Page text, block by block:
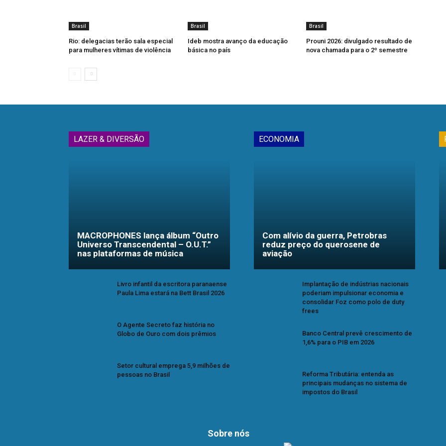
Brasil
Rio: delegacias terão sala especial
para mulheres vítimas de violência
Brasil
Ideb mostra avanço da educação
básica no país
Brasil
Prouni 2026: divulgado resultado de
nova chamada para o 2º semestre
LAZER & DIVERSÃO
MACROPHONES lança álbum “Outro
Universo Transcendental – O.U.T.”
nas plataformas de música
Livro infantil da escritora paranaense
Paula Lima estará na Bett Brasil 2026
O Agente Secreto faz história no
Globo de Ouro com dois prêmios
Setor cultural emprega 5,9 milhões de
pessoas no Brasil
ECONOMIA
Com alívio da guerra, Petrobras
reduz preço do querosene de
aviação
Implantação de indústrias nacionais
poderiam impulsionar economia e
consolidar Foz como polo de duty
frees
Banco Central prevê crescimento de
1,6% para o PIB em 2026
Reforma Tributária: entenda as
principais mudanças no sistema de
impostos do Brasil
Sobre nós